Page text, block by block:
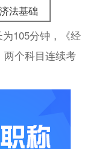
法基础
为105分钟，《经
两个科目连续考